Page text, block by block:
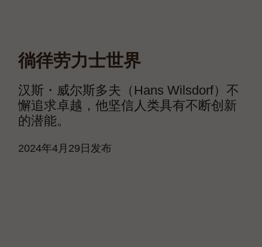
徜徉劳力士世界
汉斯・威尔斯多夫（Hans Wilsdorf）不
懈追求卓越，他坚信人类具有不断创新
的潜能。
2024年4月29日发布